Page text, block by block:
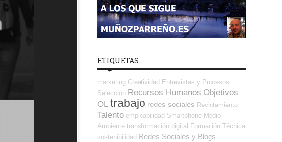
ETIQUETAS
marketing Creatividad Entrevistas y Procesos
Selección Recursos Humanos Objetivos
OL trabajo redes sociales Reclutamiento
Talento empleabilidad Smartphone Medio
Ambiente transformación digital
Formación Técnica
sostenibilidad Redes Sociales y Blogs